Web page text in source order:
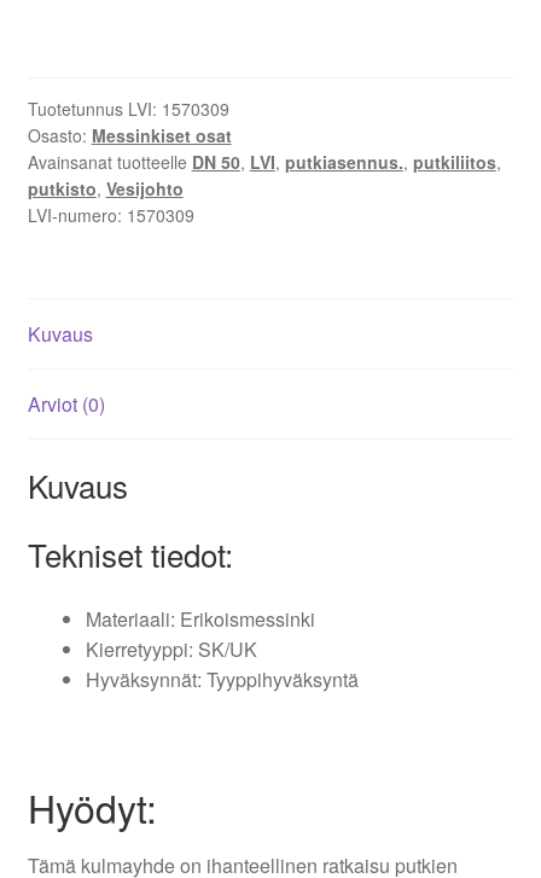
Tuotetunnus LVI: 1570309
Osasto: Messinkiset osat
Avainsanat tuotteelle DN 50, LVI, putkiasennus., putkiliitos,
putkisto, Vesijohto
LVI-numero: 1570309
Kuvaus
Arviot (0)
Kuvaus
Tekniset tiedot:
Materiaali: Erikoismessinki
Kierretyyppi: SK/UK
Hyväksynnät: Tyyppihyväksyntä
Hyödyt:
Tämä kulmayhde on ihanteellinen ratkaisu putkien